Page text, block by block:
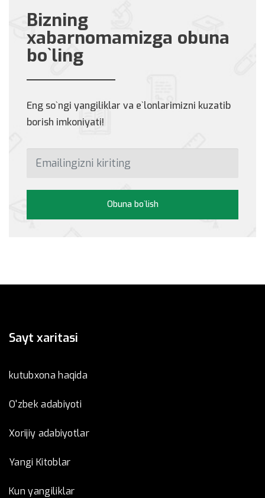
Bizning
xabarnomamizga obuna
bo`ling
Eng so`ngi yangiliklar va e`lonlarimizni kuzatib
borish imkoniyati!
Obuna bo`lish
Sayt xaritasi
kutubxona haqida
O'zbek adabiyoti
Xorijiy adabiyotlar
Yangi Kitoblar
Kun yangiliklar